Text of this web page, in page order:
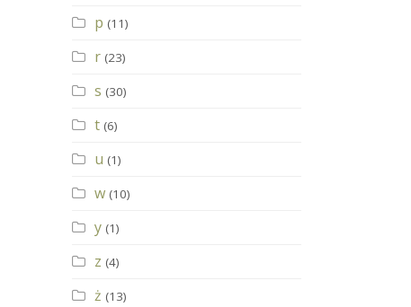
p (11)
r (23)
s (30)
t (6)
u (1)
w (10)
y (1)
z (4)
ż (13)